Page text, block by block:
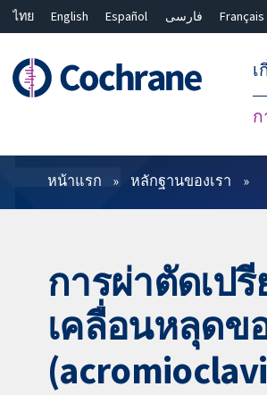
ไทย English Español فارسی Français
เ
ตัวกรอง
หน้าแรก หลักฐานของเรา
การผ่าตัดเป
เคลื่อนหลุดข